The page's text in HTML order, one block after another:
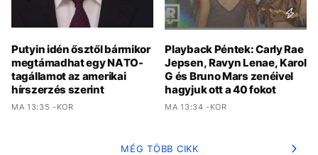
Putyin idén ősztől bármikor
megtámadhat egy NATO-
tagállamot az amerikai
hírszerzés szerint
MA 13:35 -KOR
Playback Péntek: Carly Rae
Jepsen, Ravyn Lenae, Karol
G és Bruno Mars zenéivel
hagyjuk ott a 40 fokot
MA 13:34 -KOR
MÉG TÖBB CIKK